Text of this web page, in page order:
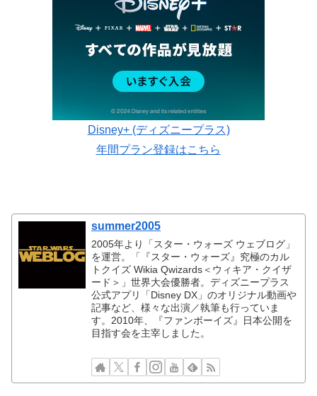
Disney+ (ディズニープラス)
年間プラン登録はこちら
summer2005
2005年より「スター・ウォーズ ウェブログ」
を運営。「『スター・ウォーズ』究極のカル
トクイズ Wikia Qwizards＜ウィキア・クイザ
ード＞」世界大会優勝者。ディズニープラス
公式アプリ「Disney DX」のオリジナル動画や
記事など、様々な出演／執筆も行っていま
す。2010年、『ファンボーイズ』日本公開を
目指す会を主宰しました。